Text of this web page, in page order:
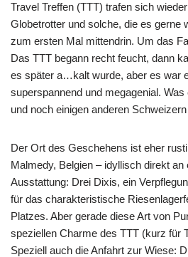
Travel Treffen (TTT) trafen sich
Globetrotter und solche, die es gerne
zum ersten Mal mittendrin. Um das
Das TTT begann recht feucht, dann
es später a…kalt wurde, aber es war
superspannend und megagenial.
und noch einigen anderen
Der Ort des Geschehens ist eher
Malmedy, Belgien – idyllisch direkt an
Ausstattung: Drei Dixis, ein
für das charakteristische
Platzes. Aber gerade diese Art von
speziellen Charme des TTT (kurz für
Speziell auch die Anfahrt zur Wiese: